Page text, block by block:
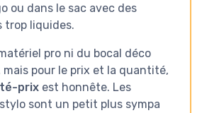
ou dans le sac avec des
trop liquides.
pro ni du bocal déco
mais pour le prix et la quantité,
prix est honnête. Les
sont un petit plus sympa